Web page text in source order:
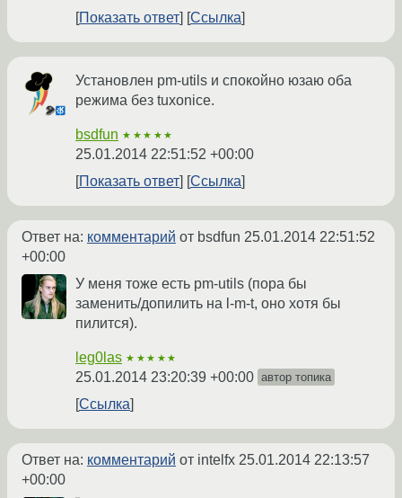
Показать ответ
Ссылка
Установлен pm-utils и спокойно юзаю оба
режима без tuxonice.
bsdfun ★★★★★
25.01.2014 22:51:52 +00:00
Показать ответ
Ссылка
Ответ на: комментарий от bsdfun 25.01.2014 22:51:52
+00:00
У меня тоже есть pm-utils (пора бы
заменить/допилить на l-m-t, оно хотя бы
пилится).
leg0las ★★★★★
25.01.2014 23:20:39 +00:00 автор топика
Ссылка
Ответ на: комментарий от intelfx 25.01.2014 22:13:57
+00:00